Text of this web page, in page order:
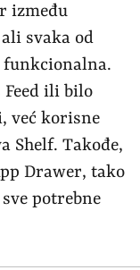
između
svaka od
Feed ili bilo
već korisne
Shelf. Takođe,
Drawer, tako
potrebne